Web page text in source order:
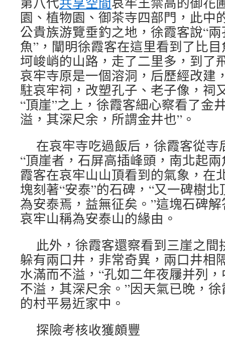
園、植物園、御茶寺四部門，此中
公貴族游覽垂釣之地，徐霞客說“
魚”，闡明徐霞客在這里看到了比
坷峻峭的山路，走了二里多，到了
哀牢寺原是一個溶洞，后歷經改建
駐哀牢祠，改塑孔子、老子像，祠
“頂崖”之上，徐霞客細心察看了金
溢，其深尺余，所謂金井也”。
在哀牢寺吃過飯后，徐霞客從
“頂崖者，石屏高插峰頭，南北起
霞客在哀牢山山頂看到的氣象，在
塊刻著“安泰”的石碑，“又一碑樹
為安泰焉，益無征矣。”這塊石碑
哀牢山稱為安泰山的緣由。
此外，徐霞客還察看到三崖之
躲有兩口井，非常奇異，兩口井相
水滿而不溢，“孔如二年夜屨并列
不溢，其深尺余。”因天氣已晚，
的村平易近家中。
探險考核收獲頗豐